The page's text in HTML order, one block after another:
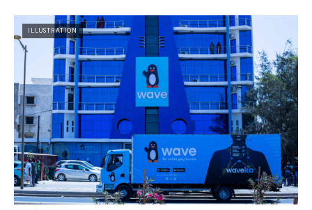
ILLUSTRATION